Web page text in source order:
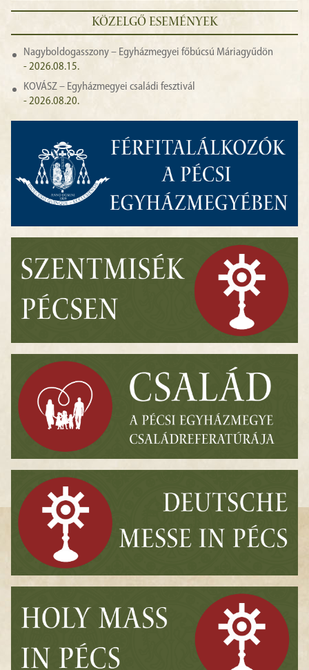
KÖZELGŐ ESEMÉNYEK
Nagyboldogasszony – Egyházmegyei főbúcsú Máriagyűdön
- 2026.08.15.
KOVÁSZ – Egyházmegyei családi fesztivál
- 2026.08.20.